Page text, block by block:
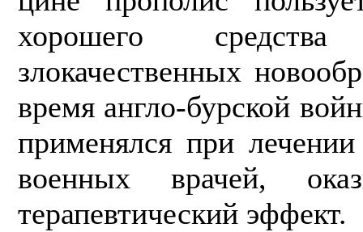
хорошего
злокачественных
время англо-бурской
применялся при
военных вра­чей,
терапевтический эффект.